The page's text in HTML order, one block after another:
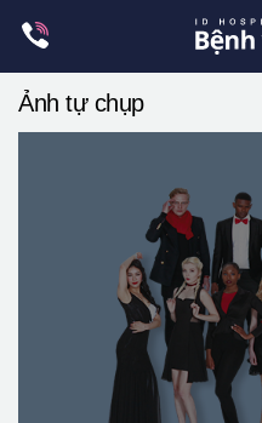
Trung tâm petit
Ảnh tự chụp